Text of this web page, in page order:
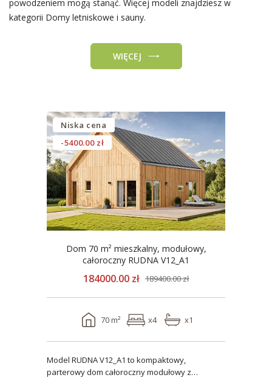
powodzeniem mogą stanąć. Więcej modeli znajdziesz w
kategorii Domy letniskowe i sauny.
WIĘCEJ
Niska cena
-5400.00 zł
Dom 70 m² mieszkalny, modułowy,
całoroczny RUDNA V12_A1
184000.00 zł 189400.00 zł
70 m² x4 x1
Model RUDNA V12_A1 to kompaktowy,
parterowy dom całoroczny modułowy z